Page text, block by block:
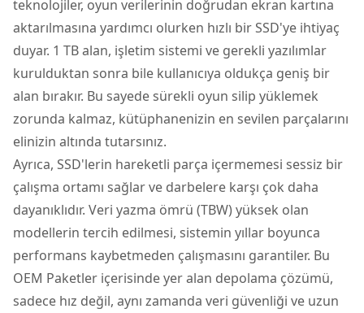
teknolojiler, oyun verilerinin doğrudan ekran kartına
aktarılmasına yardımcı olurken hızlı bir SSD'ye ihtiyaç
duyar. 1 TB alan, işletim sistemi ve gerekli yazılımlar
kurulduktan sonra bile kullanıcıya oldukça geniş bir
alan bırakır. Bu sayede sürekli oyun silip yüklemek
zorunda kalmaz, kütüphanenizin en sevilen parçalarını
elinizin altında tutarsınız.
Ayrıca, SSD'lerin hareketli parça içermemesi sessiz bir
çalışma ortamı sağlar ve darbelere karşı çok daha
dayanıklıdır. Veri yazma ömrü (TBW) yüksek olan
modellerin tercih edilmesi, sistemin yıllar boyunca
performans kaybetmeden çalışmasını garantiler. Bu
OEM Paketler içerisinde yer alan depolama çözümü,
sadece hız değil, aynı zamanda veri güvenliği ve uzun